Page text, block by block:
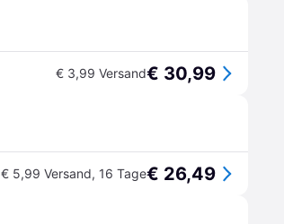
€ 3,99 Versand€ 30,99
€ 5,99 Versand, 16 Tage€ 26,49